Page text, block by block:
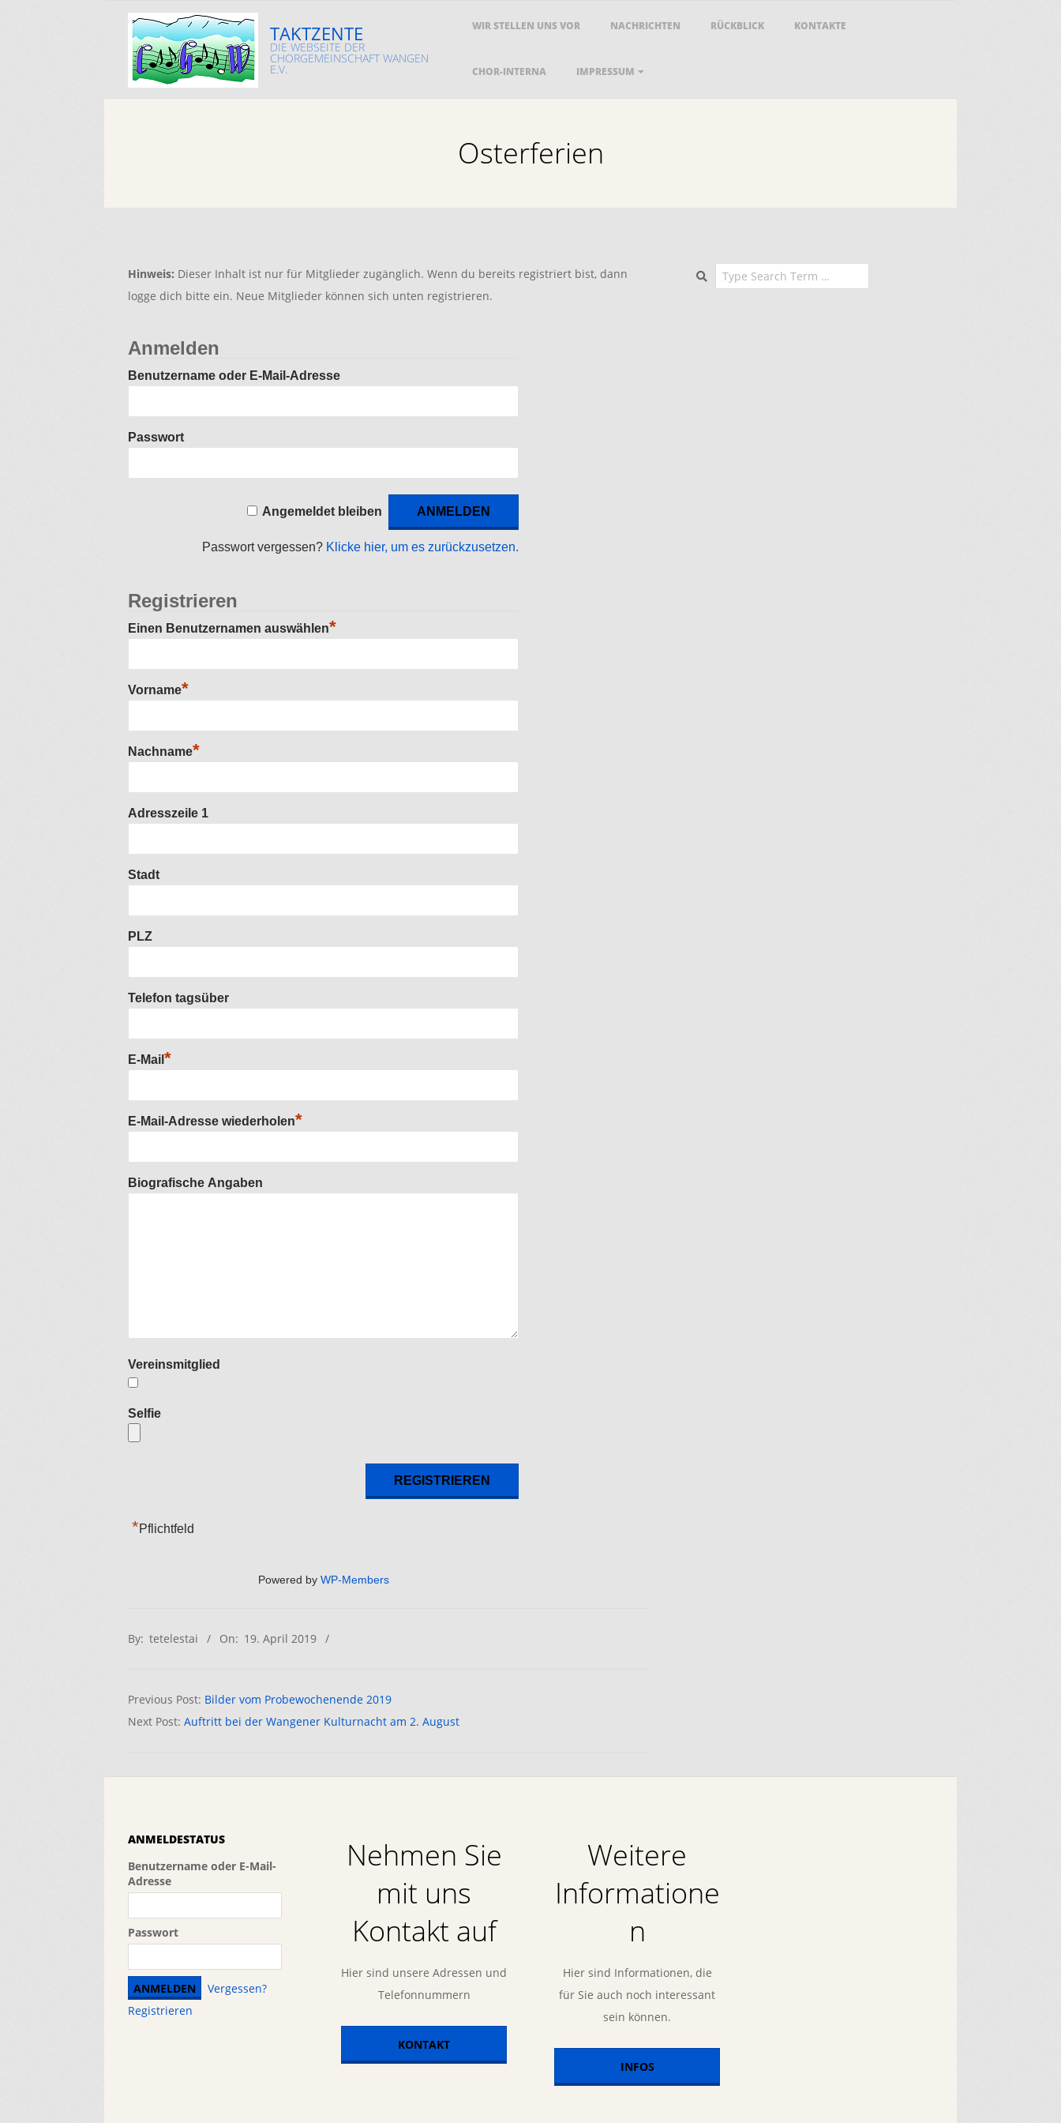
TAKTZENTE
DIE WEBSEITE DER
CHORGEMEINSCHAFT WANGEN
E.V.
WIR STELLEN UNS VOR NACHRICHTEN RÜCKBLICK KONTAKTE
CHOR-INTERNA IMPRESSUM
Osterferien
Hinweis: Dieser Inhalt ist nur für Mitglieder zugänglich. Wenn du bereits registriert bist, dann
logge dich bitte ein. Neue Mitglieder können sich unten registrieren.
Anmelden
Benutzername oder E-Mail-Adresse
Passwort
Angemeldet bleiben
Passwort vergessen? Klicke hier, um es zurückzusetzen.
Registrieren
Einen Benutzernamen auswählen*
Vorname*
Nachname*
Adresszeile 1
Stadt
PLZ
Telefon tagsüber
E-Mail *
E-Mail-Adresse wiederholen*
Biografische Angaben
Vereinsmitglied
Selfie
*Pflichtfeld
Powered by WP-Members
04-
By: tetelestai On: 19. April 2019
Previous Post: Bilder vom Probewochenende 2019
Next Post: Auftritt bei der Wangener Kulturnacht am 2. August
Search
ANMELDESTATUS
Benutzername oder E-Mail-
Adresse
Passwort
Vergessen?
Registrieren
Nehmen Sie
mit uns
Kontakt auf
Hier sind unsere Adressen und
Telefonnummern
KONTAKT
Weitere
Informatione
n
Hier sind Informationen, die
für Sie auch noch interessant
sein können.
INFOS